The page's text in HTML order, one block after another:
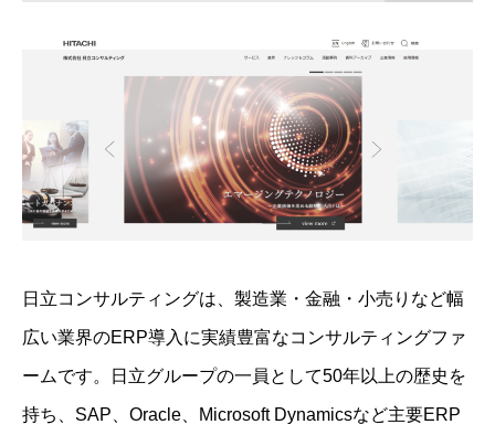
日立コンサルティングは、製造業・金融・小売りなど幅
広い業界のERP導入に実績豊富なコンサルティングファ
ームです。日立グループの一員として50年以上の歴史を
持ち、SAP、Oracle、Microsoft Dynamicsなど主要ERP